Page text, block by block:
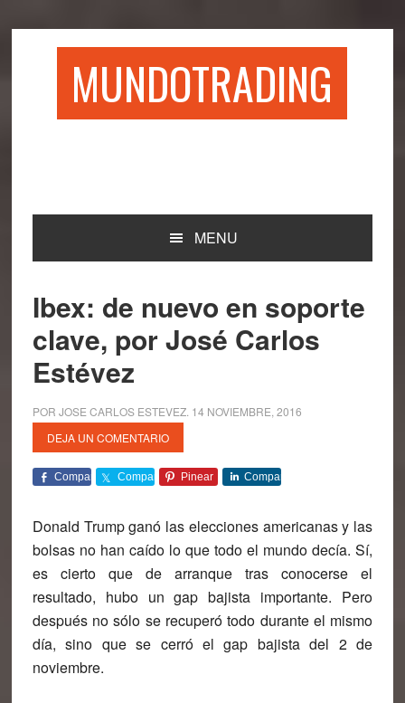
MUNDOTRADING
MENU
Ibex: de nuevo en soporte
clave, por José Carlos
Estévez
POR JOSE CARLOS ESTEVEZ. 14 NOVIEMBRE, 2016
DEJA UN COMENTARIO
Comparte Comparte Pinear Comparte
Donald Trump ganó las elecciones americanas y las
bolsas no han caído lo que todo el mundo decía. Sí,
es cierto que de arranque tras conocerse el
resultado, hubo un gap bajista importante. Pero
después no sólo se recuperó todo durante el mismo
día, sino que se cerró el gap bajista del 2 de
noviembre.